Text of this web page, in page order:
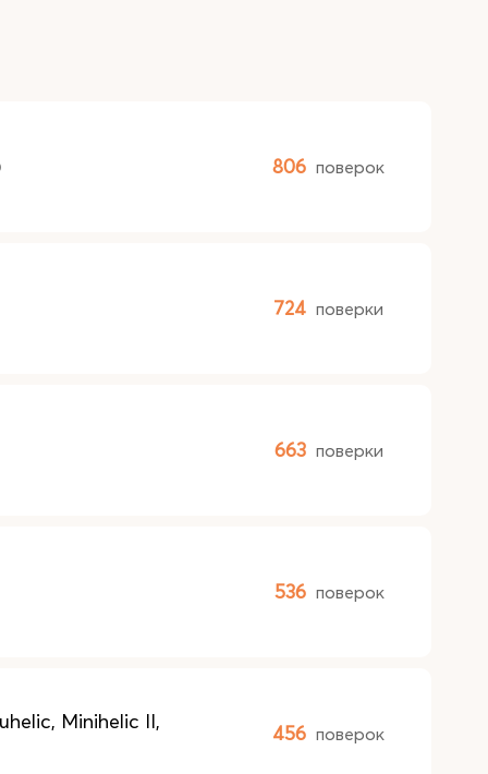
806 поверок
724 поверки
663 поверки
536 поверок
Minihelic II, 456 поверок